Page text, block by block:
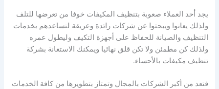
يجد أحد العملاء صعوبة بتنظيف المكيفات خوفا من تعرضها للتلف
ولذلك يعانوا ويبحثوا عن شركات رائدة وعريقة لتساعدهم بخدمات
التنظيف والصيانة للحفاظ على أجهزة التكيف وليطول عمره
ولذلك كن مطمئن ولا تكن قلق نهائيا ويمكنك الاستعانة بشركة
تنظيف مكيفات بالأحساء.
فتعد من أكبر الشركات بالمجال وتمتاز بتطويرها من كافة الخدمات